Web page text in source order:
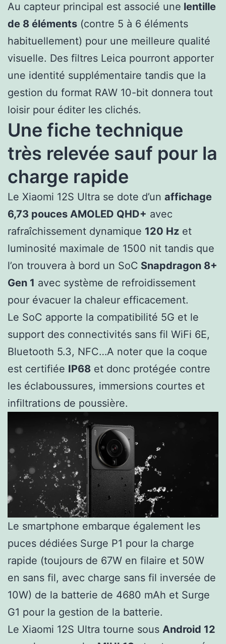
Au capteur principal est associé une lentille
de 8 éléments (contre 5 à 6 éléments
habituellement) pour une meilleure qualité
visuelle. Des filtres Leica pourront apporter
une identité supplémentaire tandis que la
gestion du format RAW 10-bit donnera tout
loisir pour éditer les clichés.
Une fiche technique
très relevée sauf pour la
charge rapide
Le Xiaomi 12S Ultra se dote d’un affichage
6,73 pouces AMOLED QHD+ avec
rafraîchissement dynamique 120 Hz et
luminosité maximale de 1500 nit tandis que
l’on trouvera à bord un SoC Snapdragon 8+
Gen 1 avec système de refroidissement
pour évacuer la chaleur efficacement.
Le SoC apporte la compatibilité 5G et le
support des connectivités sans fil WiFi 6E,
Bluetooth 5.3, NFC…A noter que la coque
est certifiée IP68 et donc protégée contre
les éclaboussures, immersions courtes et
infiltrations de poussière.
Le smartphone embarque également les
puces dédiées Surge P1 pour la charge
rapide (toujours de 67W en filaire et 50W
en sans fil, avec charge sans fil inversée de
10W) de la batterie de 4680 mAh et Surge
G1 pour la gestion de la batterie.
Le Xiaomi 12S Ultra tourne sous Android 12